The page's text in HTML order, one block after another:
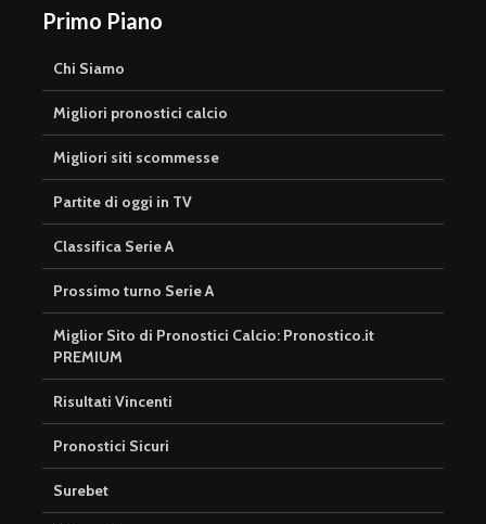
Primo Piano
Chi Siamo
Migliori pronostici calcio
Migliori siti scommesse
Partite di oggi in TV
Classifica Serie A
Prossimo turno Serie A
Miglior Sito di Pronostici Calcio: Pronostico.it
PREMIUM
Risultati Vincenti
Pronostici Sicuri
Surebet